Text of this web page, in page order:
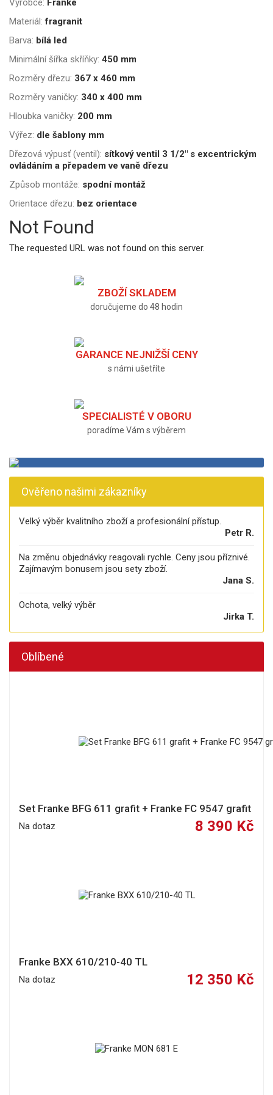
Výrobce: Franke
Materiál: fragranit
Barva: bílá led
Minimální šířka skříňky: 450 mm
Rozměry dřezu: 367 x 460 mm
Rozměry vaničky: 340 x 400 mm
Hloubka vaničky: 200 mm
Výřez: dle šablony mm
Dřezová výpusť (ventil): sítkový ventil 3 1/2" s excentrickým
ovládáním a přepadem ve vaně dřezu
Způsob montáže: spodní montáž
Orientace dřezu: bez orientace
Not Found
The requested URL was not found on this server.
ZBOŽÍ SKLADEM
doručujeme do 48 hodin
GARANCE NEJNIŽŠÍ CENY
s námi ušetříte
SPECIALISTÉ V OBORU
poradíme Vám s výběrem
Ověřeno našimi zákazníky
Velký výběr kvalitního zboží a profesionální přístup.
Petr R.
Na změnu objednávky reagovali rychle. Ceny jsou příznivé.
Zajímavým bonusem jsou sety zboží.
Jana S.
Ochota, velký výběr
Jirka T.
Oblíbené
Set Franke BFG 611 grafit + Franke FC 9547 grafit
Na dotaz 8 390 Kč
Franke BXX 610/210-40 TL
Na dotaz 12 350 Kč